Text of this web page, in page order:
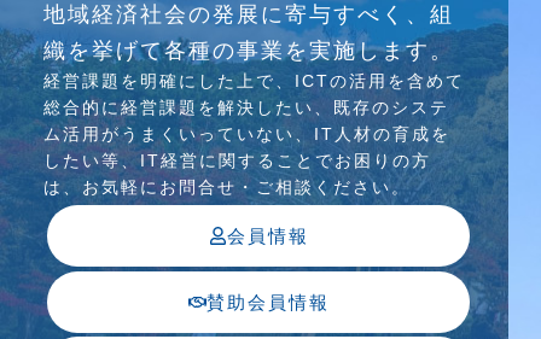
介護ソリューション研究会、WEB/SNS研究会を
行っています
地域経済社会の発展に寄与すべく、組
織を挙げて各種の事業を実施します。
経営課題を明確にした上で、ICTの活⽤を含めて
総合的に経営課題を解決したい、既存のシステ
ム活⽤がうまくいっていない、IT⼈材の育成を
したい等、IT経営に関することでお困りの⽅
は、お気軽にお問合せ・ご相談ください。
会員情報
賛助会員情報